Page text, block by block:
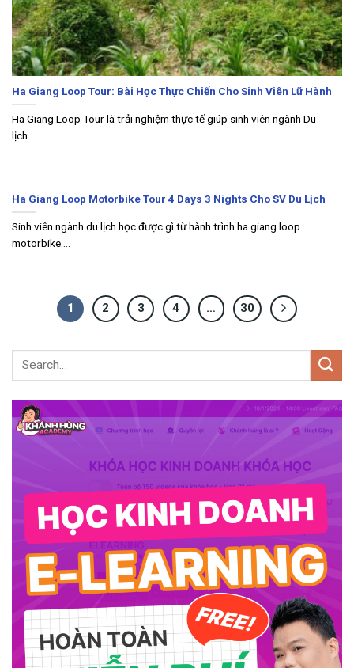
Ha Giang Loop Tour: Bài Học Thực Chiến Cho Sinh Viên Lữ Hành
Ha Giang Loop Tour là trải nghiệm thực tế giúp sinh viên ngành Du
lịch....
Ha Giang Loop Motorbike Tour 4 Days 3 Nights Cho SV Du Lịch
Sinh viên ngành du lịch học được gì từ hành trình ha giang loop
motorbike....
1 2 3 4 … 30